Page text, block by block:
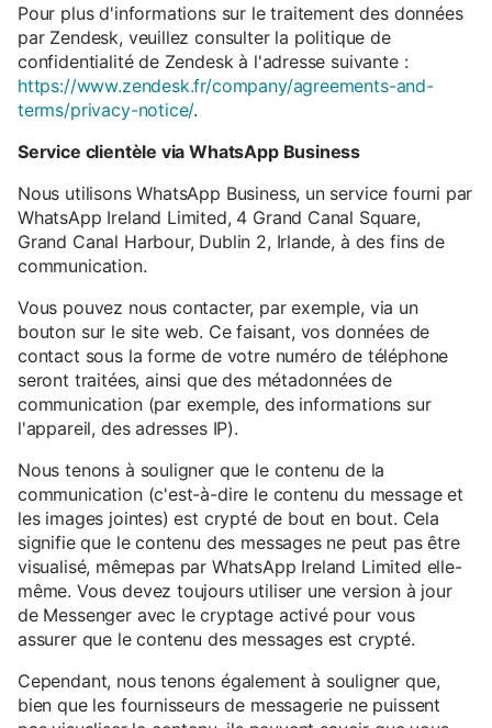
Pour plus d'informations sur le traitement des données
par Zendesk, veuillez consulter la politique de
confidentialité de Zendesk à l'adresse suivante :
https://www.zendesk.fr/company/agreements-and-
terms/privacy-notice/.
Service clientèle via WhatsApp Business
Nous utilisons WhatsApp Business, un service fourni par
WhatsApp Ireland Limited, 4 Grand Canal Square,
Grand Canal Harbour, Dublin 2, Irlande, à des fins de
communication.
Vous pouvez nous contacter, par exemple, via un
bouton sur le site web. Ce faisant, vos données de
contact sous la forme de votre numéro de téléphone
seront traitées, ainsi que des métadonnées de
communication (par exemple, des informations sur
l'appareil, des adresses IP).
Nous tenons à souligner que le contenu de la
communication (c'est-à-dire le contenu du message et
les images jointes) est crypté de bout en bout. Cela
signifie que le contenu des messages ne peut pas être
visualisé, mêmepas par WhatsApp Ireland Limited elle-
même. Vous devez toujours utiliser une version à jour
de Messenger avec le cryptage activé pour vous
assurer que le contenu des messages est crypté.
Cependant, nous tenons également à souligner que,
bien que les fournisseurs de messagerie ne puissent